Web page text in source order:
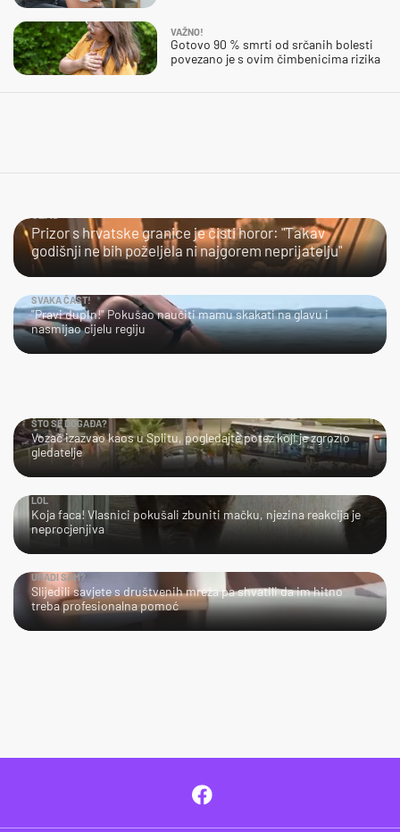
VAŽNO!
Gotovo 90 % smrti od srčanih bolesti
povezano je s ovim čimbenicima rizika
Prizor s hrvatske granice je čisti horor: "Takav
godišnji ne bih poželjela ni najgorem neprijatelju"
SVAKA ČAST!
"Pravi dupin!" Pokušao naučiti mamu skakati na glavu i
nasmijao cijelu regiju
ŠTO SE DOGAĐA?
Vozač izazvao kaos u Splitu, pogledajte potez koji je zgrozio
gledatelje
LOL
Koja faca! Vlasnici pokušali zbuniti mačku, njezina reakcija je
neprocjenjiva
URADI SAM?
Slijedili savjete s društvenih mreža pa shvatili da im hitno
treba profesionalna pomoć